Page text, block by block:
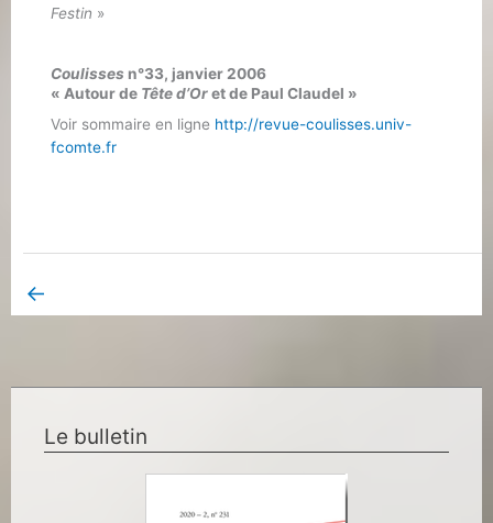
Festin »
Coulisses n°33, janvier 2006
« Autour de Tête d’Oret de Paul Claudel »
Voir sommaire en ligne http://revue-coulisses.univ-
fcomte.fr
←
Le bulletin